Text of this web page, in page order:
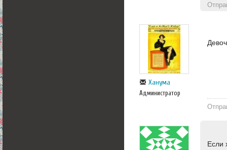
Ханума
Администратор
Если